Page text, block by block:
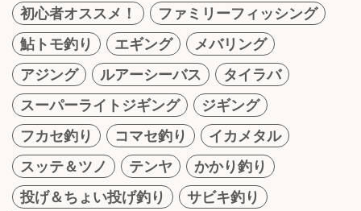
初心者オススメ！
ファミリーフィッシング
鮎トモ釣り
エギング
メバリング
アジング
ルアーシーバス
タイラバ
スーパーライトジギング
ジギング
フカセ釣り
コマセ釣り
イカメタル
スッテ＆ツノ
テンヤ
かかり釣り
投げ＆ちょい投げ釣り
サビキ釣り